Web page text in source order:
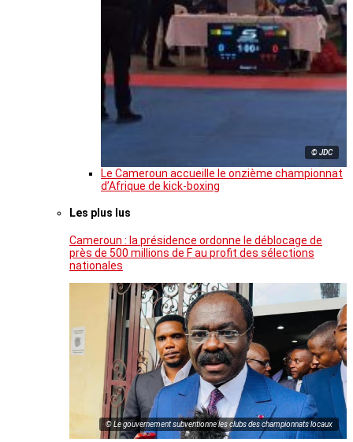
© JDC
Le Cameroun accueille le onzième championnat
d’Afrique de kick-boxing
Les plus lus
Cameroun : la présidence ordonne le déblocage de
près de 500 millions de F au profit des sélections
nationales
© Le gouvernement subventionne les clubs des championnats locaux